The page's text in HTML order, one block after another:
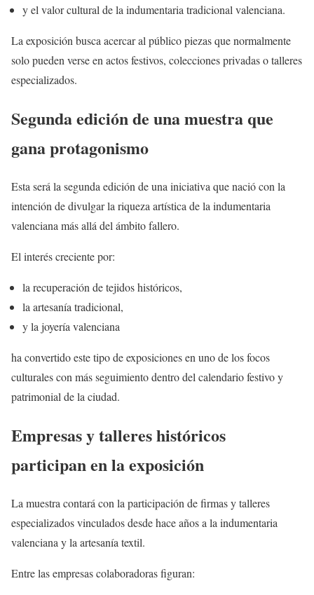
y el valor cultural de la indumentaria tradicional valenciana.
La exposición busca acercar al público piezas que normalmente
solo pueden verse en actos festivos, colecciones privadas o talleres
especializados.
Segunda edición de una muestra que
gana protagonismo
Esta será la segunda edición de una iniciativa que nació con la
intención de divulgar la riqueza artística de la indumentaria
valenciana más allá del ámbito fallero.
El interés creciente por:
la recuperación de tejidos históricos,
la artesanía tradicional,
y la joyería valenciana
ha convertido este tipo de exposiciones en uno de los focos
culturales con más seguimiento dentro del calendario festivo y
patrimonial de la ciudad.
Empresas y talleres históricos
participan en la exposición
La muestra contará con la participación de firmas y talleres
especializados vinculados desde hace años a la indumentaria
valenciana y la artesanía textil.
Entre las empresas colaboradoras figuran: